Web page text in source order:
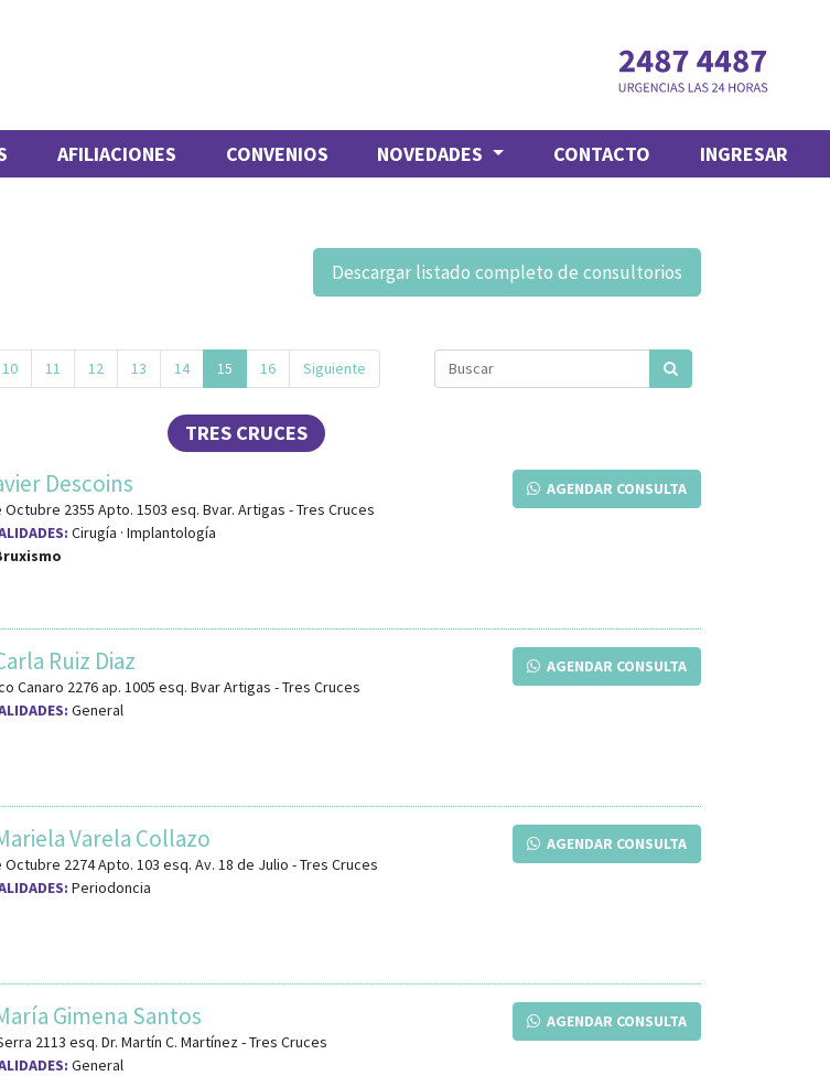
AFILIACIONES CONVENIOS NOVEDADES CONTACTO INGRESAR
Descargar listado completo de consultorios
10 11 12 13 14 15 16 Siguiente
TRES CRUCES
AGENDAR CONSULTA
Descoins
Octubre 2355 Apto. 1503 esq. Bvar. Artigas -Tres Cruces
Cirugía · Implantología
AGENDAR CONSULTA
Ruiz Diaz
Canaro 2276 ap. 1005 esq. Bvar Artigas -Tres Cruces
General
AGENDAR CONSULTA
Varela Collazo
Octubre 2274 Apto. 103 esq. Av. 18 de Julio -Tres Cruces
Periodoncia
AGENDAR CONSULTA
Gimena Santos
2113 esq. Dr. Martín C. Martínez-Tres Cruces
General